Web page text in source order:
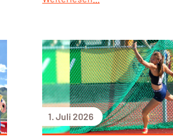
1. Juli 2026